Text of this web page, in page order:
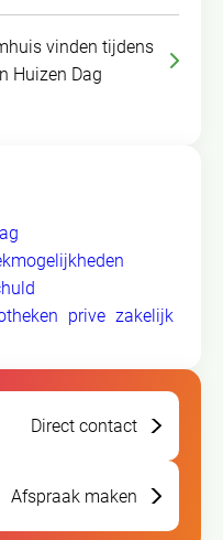
vinden tijdens
Huizen Dag
prive zakelijk
Direct contact
Afspraak maken